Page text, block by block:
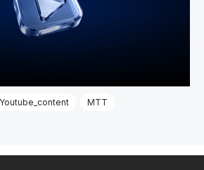
Youtube_content MTT